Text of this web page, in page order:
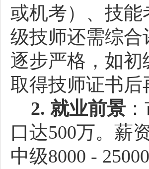
或机考）、技
级技师还需综合
逐步严格，如
取得技师证书后
2. 就业前景
口达500万。薪
中级8000 -